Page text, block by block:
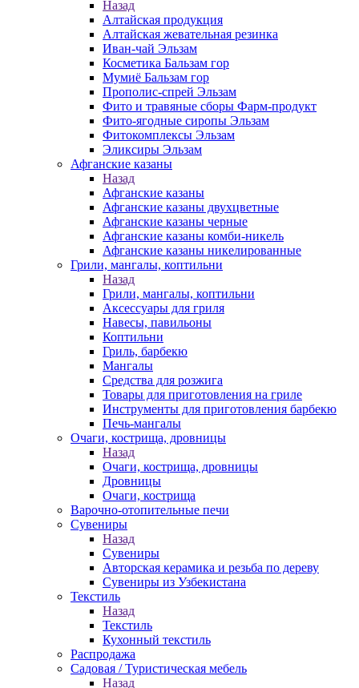
Назад
Алтайская продукция
Алтайская жевательная резинка
Иван-чай Эльзам
Косметика Бальзам гор
Мумиё Бальзам гор
Прополис-спрей Эльзам
Фито и травяные сборы Фарм-продукт
Фито-ягодные сиропы Эльзам
Фитокомплексы Эльзам
Эликсиры Эльзам
Афганские казаны
Назад
Афганские казаны
Афганские казаны двухцветные
Афганские казаны черные
Афганские казаны комби-никель
Афганские казаны никелированные
Грили, мангалы, коптильни
Назад
Грили, мангалы, коптильни
Аксессуары для гриля
Навесы, павильоны
Коптильни
Гриль, барбекю
Мангалы
Средства для розжига
Товары для приготовления на гриле
Инструменты для приготовления барбекю
Печь-мангалы
Очаги, кострища, дровницы
Назад
Очаги, кострища, дровницы
Дровницы
Очаги, кострища
Варочно-отопительные печи
Сувениры
Назад
Сувениры
Авторская керамика и резьба по дереву
Сувениры из Узбекистана
Текстиль
Назад
Текстиль
Кухонный текстиль
Распродажа
Садовая / Туристическая мебель
Назад